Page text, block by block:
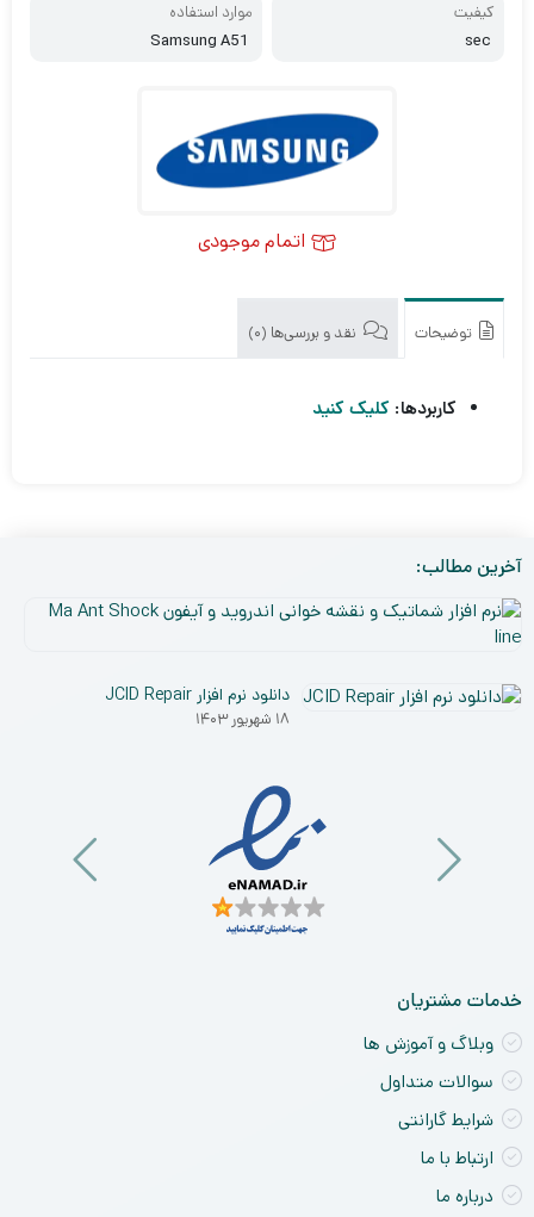
کیفیت
sec
موارد استفاده
Samsung A51
اتمام موجودی
توضیحات نقد و بررسی‌ها (0)
کاربردها: کلیک کنید
آخرین مطالب:
دانلود نرم افزار JCID Repair
۱۸ شهریور ۱۴۰۳
خدمات مشتریان
وبلاگ و آموزش ها
سوالات متداول
شرایط گارانتی
ارتباط با ما
درباره ما